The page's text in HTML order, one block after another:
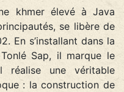
khmer élevé à Java
se libère de
En s’installant dans la
Sap, il marque le
réalise une véritable
: la construction de